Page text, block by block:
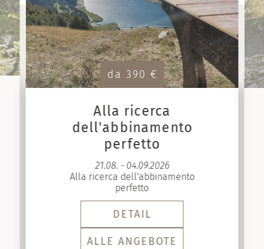
Alla ricerca
dell'abbinamento
perfetto
21.08. - 04.09.2026
Alla ricerca dell'abbinamento
perfetto
DETAIL
ALLE ANGEBOTE
da 390 €